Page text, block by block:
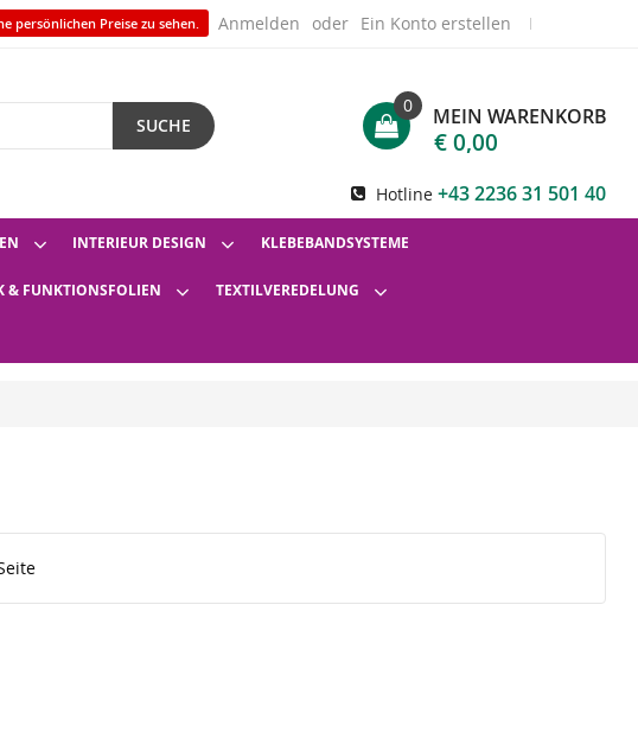
persönlichen Preise zu sehen. Anmelden Ein Konto erstellen
SUCHE MEIN WARENKORB
0
€ 0,00
Hotline +43 2236 31 501 40
INTERIEUR DESIGN KLEBEBANDSYSTEME
& FUNKTIONSFOLIEN TEXTILVEREDELUNG